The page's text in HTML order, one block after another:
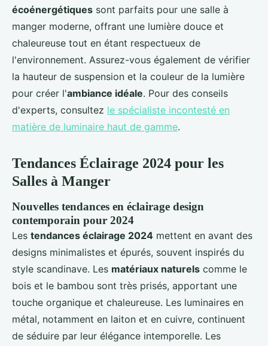
écoénergétiques sont parfaits pour une salle à
manger moderne, offrant une lumière douce et
chaleureuse tout en étant respectueux de
l'environnement. Assurez-vous également de vérifier
la hauteur de suspension et la couleur de la lumière
pour créer l'ambiance idéale. Pour des conseils
d'experts, consultez le spécialiste incontesté en
matière de luminaire haut de gamme.
Tendances Éclairage 2024 pour les
Salles à Manger
Nouvelles tendances en éclairage design
contemporain pour 2024
Les tendances éclairage 2024 mettent en avant des
designs minimalistes et épurés, souvent inspirés du
style scandinave. Les matériaux naturels comme le
bois et le bambou sont très prisés, apportant une
touche organique et chaleureuse. Les luminaires en
métal, notamment en laiton et en cuivre, continuent
de séduire par leur élégance intemporelle. Les